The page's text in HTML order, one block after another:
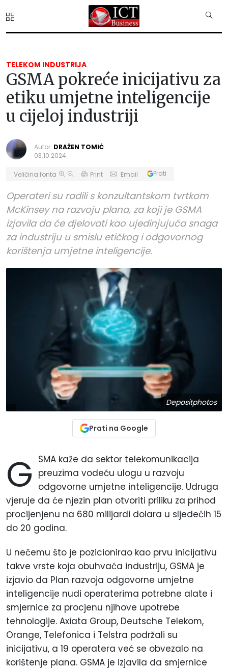
TELEKOM INDUSTRIJA
GSMA pokreće inicijativu za
etiku umjetne inteligencije
u cijeloj industriji
Autor: DRAŽEN TOMIĆ
03.10.2024.
Veličina fonta Print Email Prati
Operateri su radili s konzultantskom tvrtkom
McKinsey na razvoju plana, za koji je GSMA
izjavila da će djelovati kao ujedinjujuća snaga
za industriju u smislu etičkog i odgovornog
korištenja umjetne inteligencije.
Depositphotos
Prati na Google
G SMA kaže da sektor telekomunikacija
preuzima vodeću ulogu u razvoju
odgovorne umjetne inteligencije. Udruga
vjeruje da će njezin plan otvoriti priliku za prihod
procijenjenu na 680 milijardi dolara u sljedećih 15
do 20 godina.
U nečemu što je pozicionirao kao prvu inicijativu
takve vrste koja obuhvaća industriju, GSMA je
izjavio da Plan razvoja odgovorne umjetne
inteligencije nudi operaterima potrebne alate i
smjernice za procjenu njihove upotrebe
tehnologije. Axiata Group, Deutsche Telekom,
Orange, Telefonica i Telstra podržali su
inicijativu, a 19 operatera već se obvezalo na
korištenje plana. GSMA je izjavila da smjernice